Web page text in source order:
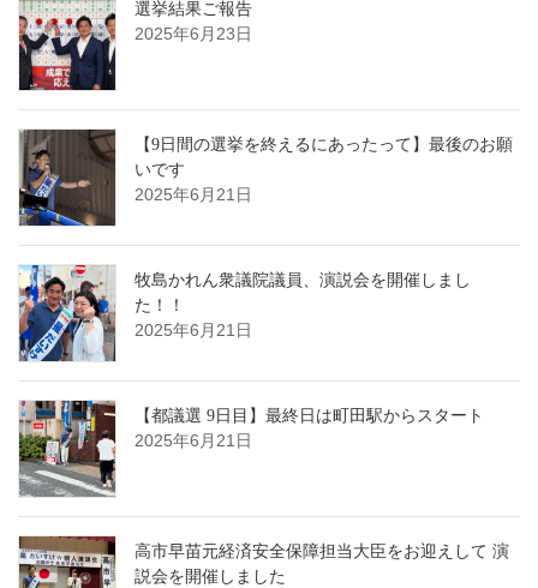
選挙結果ご報告
2025年6月23日
【9日間の選挙を終えるにあったって】最後のお願
いです
2025年6月21日
牧島かれん衆議院議員、演説会を開催しまし
た！！
2025年6月21日
【都議選 9日目】最終日は町田駅からスタート
2025年6月21日
高市早苗元経済安全保障担当大臣をお迎えして 演
説会を開催しました